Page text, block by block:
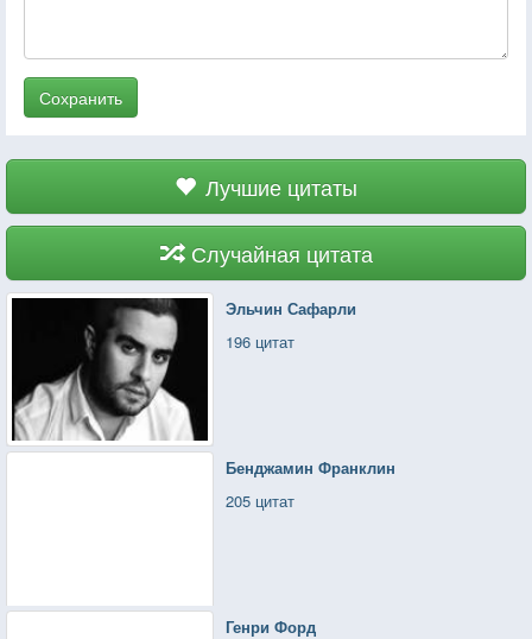
Сохранить
Лучшие цитаты
Случайная цитата
Эльчин Сафарли
196 цитат
Бенджамин Франклин
205 цитат
Генри Форд